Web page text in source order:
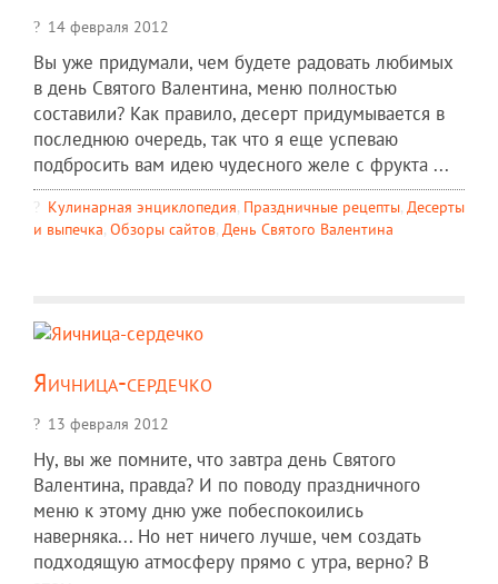
14 февраля 2012
Вы уже придумали, чем будете радовать любимых
в день Святого Валентина, меню полностью
составили? Как правило, десерт придумывается в
последнюю очередь, так что я еще успеваю
подбросить вам идею чудесного желе с фрукта ...
Кулинарная энциклопедия, Праздничные рецепты, Десерты
и выпечка, Обзоры сайтов, День Святого Валентина
Яичница-сердечко
13 февраля 2012
Ну, вы же помните, что завтра день Святого
Валентина, правда? И по поводу праздничного
меню к этому дню уже побеспокоились
наверняка... Но нет ничего лучше, чем создать
подходящую атмосферу прямо с утра, верно? В